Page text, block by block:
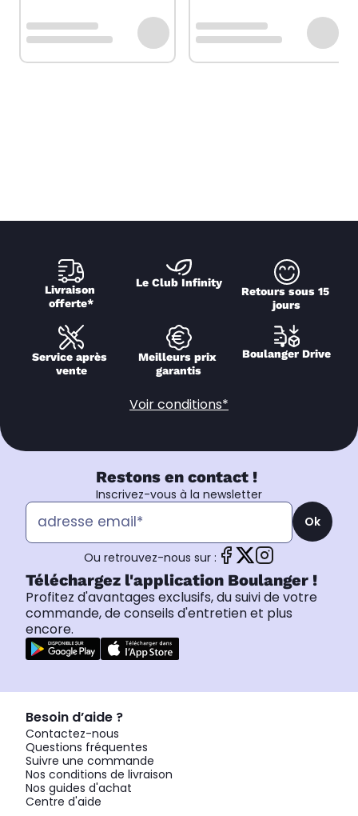
Livraison
offerte*
Le Club Infinity
Retours sous 15
jours
Service après
vente
Meilleurs prix
garantis
Boulanger Drive
Voir conditions*
Restons en contact !
Inscrivez-vous à la newsletter
Ok
Ou retrouvez-nous sur :
Téléchargez l'application Boulanger !
Profitez d'avantages exclusifs, du suivi de votre
commande, de conseils d'entretien et plus
encore.
Besoin d’aide ?
Contactez-nous
Questions fréquentes
Suivre une commande
Nos conditions de livraison
Nos guides d'achat
Centre d'aide